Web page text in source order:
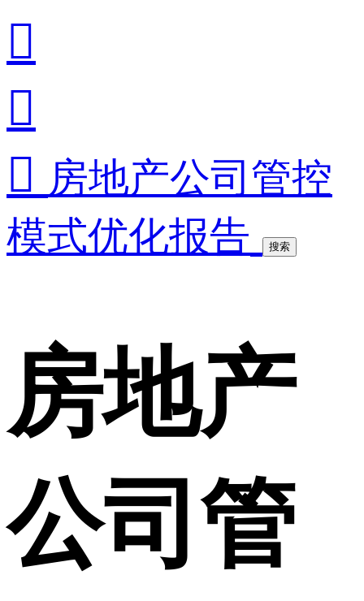


 房地产公司管控
模式优化报告
搜索
房地产
公司管